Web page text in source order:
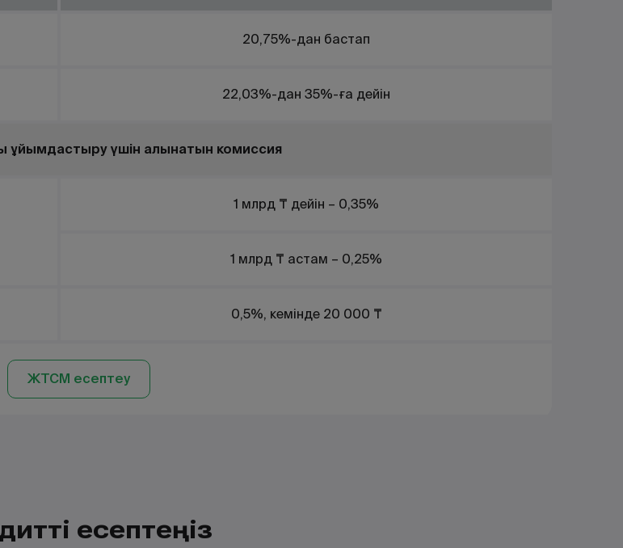
20,75%-дан бастап
22,03%-дан 35%-ға дейін
үшін алынатын комиссия
1 млрд ₸ дейін – 0,35%
1 млрд ₸ астам – 0,25%
0,5%, кемінде 20 000 ₸
ЖТСМ есептеу
есептеңіз